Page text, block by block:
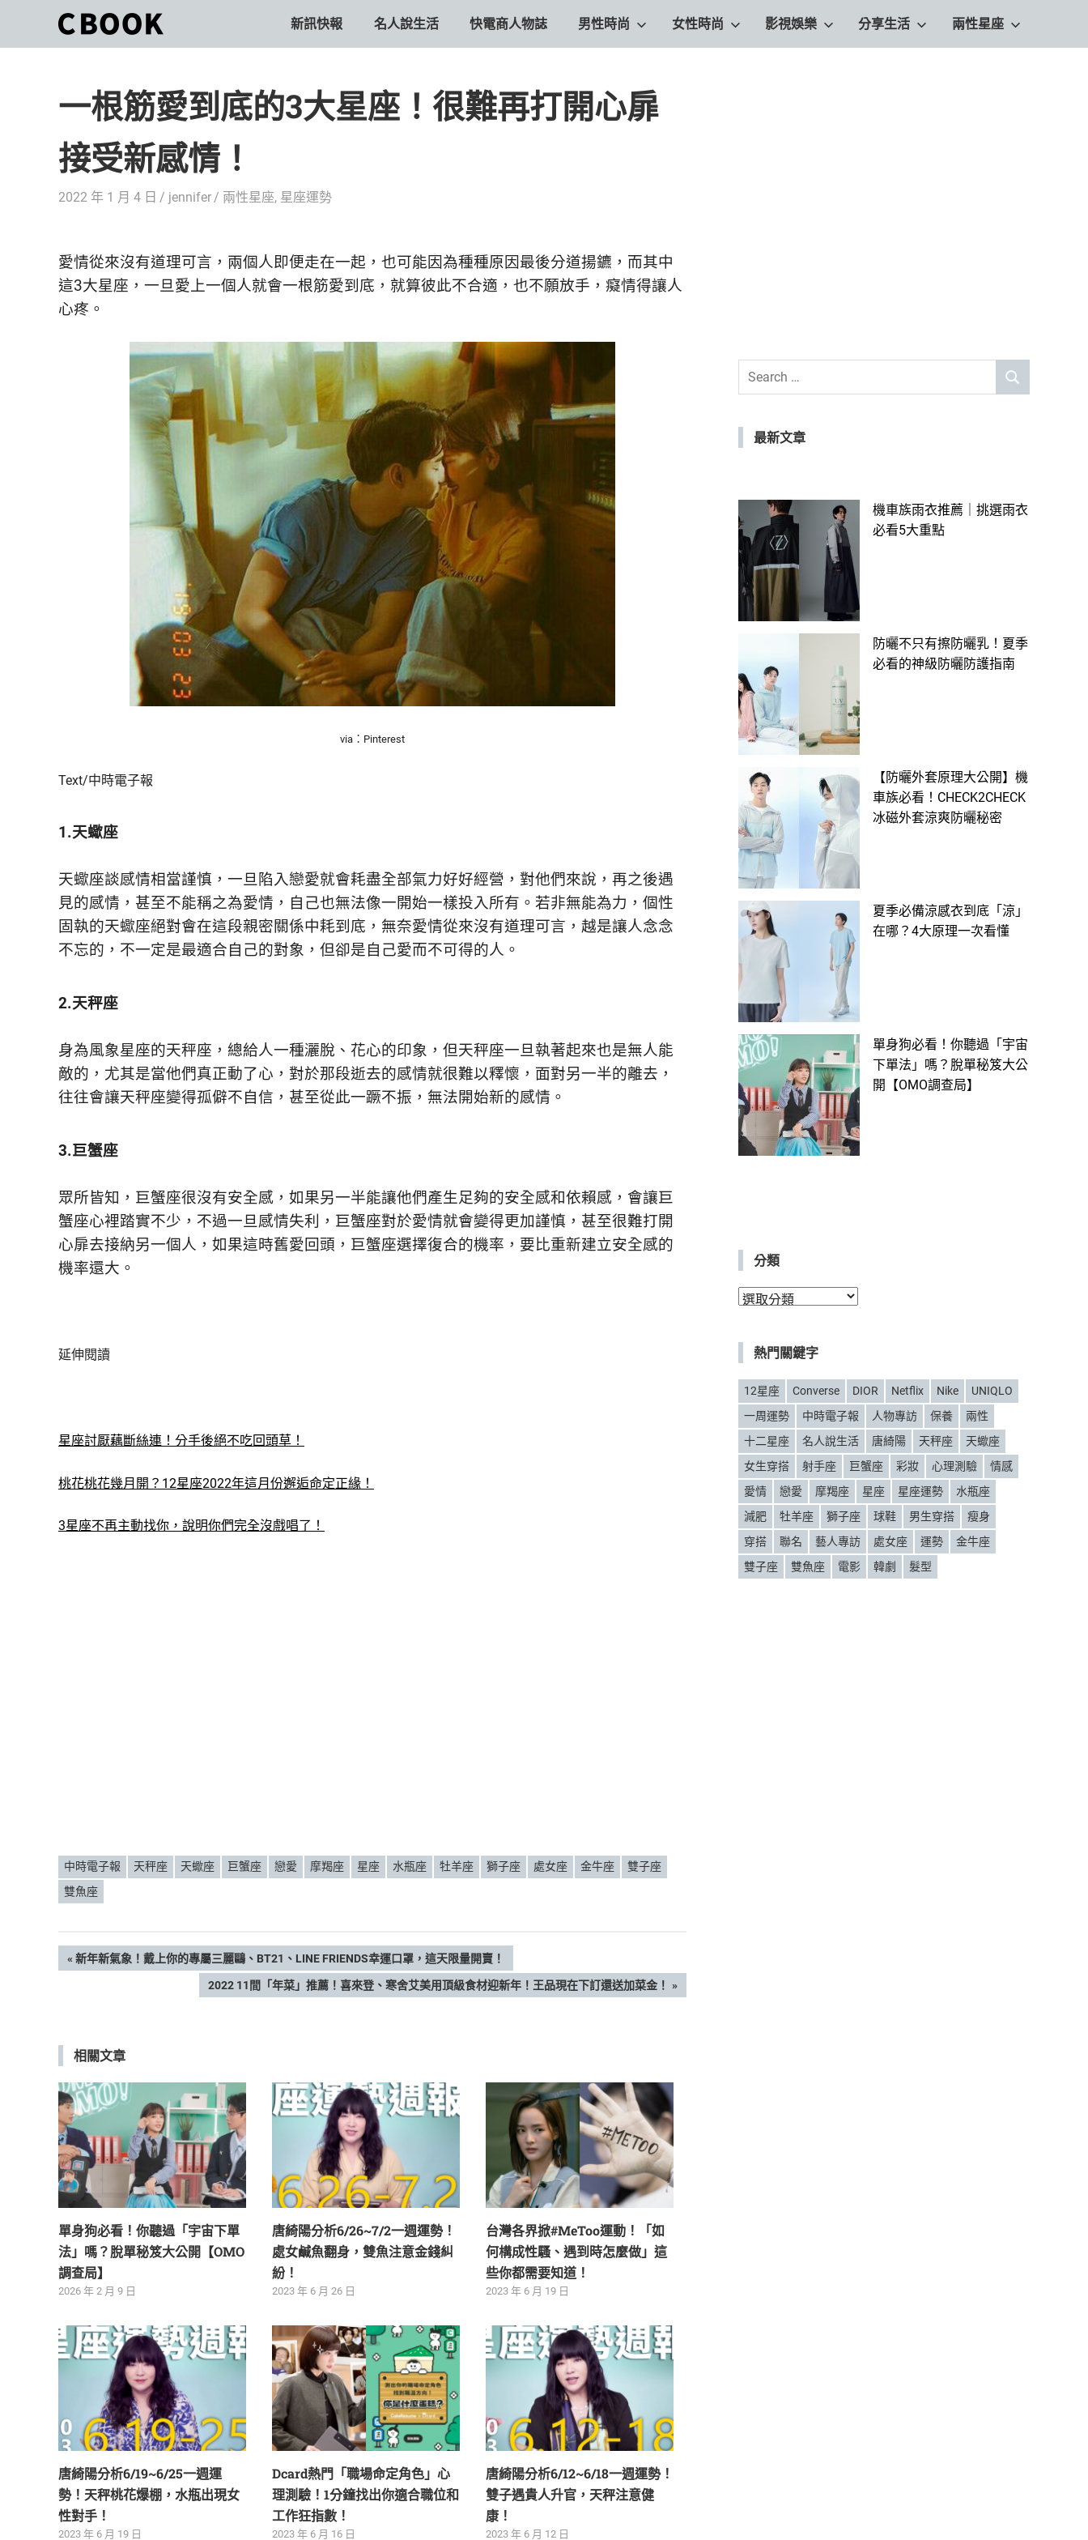
content
你
一
起
活
出
自
的
生
活
態
度
World.」
CBOOK
一
本
貼
妳
生
活
的
容，
一
的
你
CBOOK
一
到
屬
的
生
活
新訊快報 名人說生活 快電商人物誌 男性時尚 女性時尚 影視娛樂 分享生活 兩性星座
一根筋愛到底的3大星座！很難再打開心扉
接受新感情！
2022 年 1 月 4 日 jennifer 兩性星座, 星座運勢
愛情從來沒有道理可言，兩個人即便走在一起，也可能因為種種原因最後分道揚鑣，而其中
這3大星座，一旦愛上一個人就會一根筋愛到底，就算彼此不合適，也不願放手，癡情得讓人
心疼。
via：Pinterest
Text/中時電子報
1.天蠍座
天蠍座談感情相當謹慎，一旦陷入戀愛就會耗盡全部氣力好好經營，對他們來說，再之後遇
見的感情，甚至不能稱之為愛情，自己也無法像一開始一樣投入所有。若非無能為力，個性
固執的天蠍座絕對會在這段親密關係中耗到底，無奈愛情從來沒有道理可言，越是讓人念念
不忘的，不一定是最適合自己的對象，但卻是自己愛而不可得的人。
2.天秤座
身為風象星座的天秤座，總給人一種灑脫、花心的印象，但天秤座一旦執著起來也是無人能
敵的，尤其是當他們真正動了心，對於那段逝去的感情就很難以釋懷，面對另一半的離去，
往往會讓天秤座變得孤僻不自信，甚至從此一蹶不振，無法開始新的感情。
3.巨蟹座
眾所皆知，巨蟹座很沒有安全感，如果另一半能讓他們產生足夠的安全感和依賴感，會讓巨
蟹座心裡踏實不少，不過一旦感情失利，巨蟹座對於愛情就會變得更加謹慎，甚至很難打開
心扉去接納另一個人，如果這時舊愛回頭，巨蟹座選擇復合的機率，要比重新建立安全感的
機率還大。
延伸閱讀
星座討厭藕斷絲連！分手後絕不吃回頭草！
桃花桃花幾月開？12星座2022年這月份邂逅命定正緣！
3星座不再主動找你，說明你們完全沒戲唱了！
中時電子報 天秤座 天蠍座 巨蟹座 戀愛 摩羯座 星座 水瓶座 牡羊座 獅子座 處女座 金牛座
雙子座
雙魚座
文
覽
PREVIOUS
新年新氣象！戴上你的專屬三麗鷗、BT21、LINE FRIENDS幸運口罩，這天限量開賣！
NEXT
2022 11間「年菜」推薦！喜來登、寒舍艾美用頂級食材迎新年！王品現在下訂還送加菜金！
相關文章
單身狗必看！你聽過「宇宙下單
法」嗎？脫單秘笈大公開【OMO
調查局】
2026 年 2 月 9 日
唐綺陽分析6/26~7/2一週運勢！
處女鹹魚翻身，雙魚注意金錢糾
紛！
2023 年 6 月 26 日
台灣各界掀#MeToo運動！「如
何構成性騷、遇到時怎麼做」這
些你都需要知道！
2023 年 6 月 19 日
唐綺陽分析6/19~6/25一週運
勢！天秤桃花爆棚，水瓶出現女
性對手！
2023 年 6 月 19 日
Dcard熱門「職場命定角色」心
理測驗！1分鐘找出你適合職位和
工作狂指數！
2023 年 6 月 16 日
唐綺陽分析6/12~6/18一週運勢！
雙子遇貴人升官，天秤注意健
康！
2023 年 6 月 12 日
Search
SEARCH
最新文章
機車族雨衣推薦｜挑選雨衣
必看5大重點
防曬不只有擦防曬乳！夏季
必看的神級防曬防護指南
【防曬外套原理大公開】機
車族必看！CHECK2CHECK
冰磁外套涼爽防曬秘密
夏季必備涼感衣到底「涼」
在哪？4大原理一次看懂
單身狗必看！你聽過「宇宙
下單法」嗎？脫單秘笈大公
開【OMO調查局】
分類
分
熱門關鍵字
12星座 Converse DIOR Netflix Nike
UNIQLO
一周運勢
中時電子報 人物專訪 保養
兩性
十二星座
名人說生活 唐綺陽 天秤座
天蠍座
女生穿搭
射手座 巨蟹座 彩妝 心理測驗
情感
愛情
戀愛 摩羯座 星座 星座運勢
水瓶座
減肥
牡羊座 獅子座 球鞋 男生穿搭
瘦身
穿搭
聯名 藝人專訪 處女座 運勢
金牛座
雙子座
雙魚座 電影 韓劇 髮型